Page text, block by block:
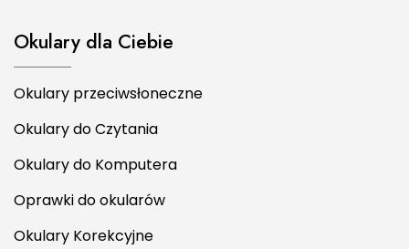
Okulary dla Ciebie
Okulary przeciwsłoneczne
Okulary do Czytania
Okulary do Komputera
Oprawki do okularów
Okulary Korekcyjne